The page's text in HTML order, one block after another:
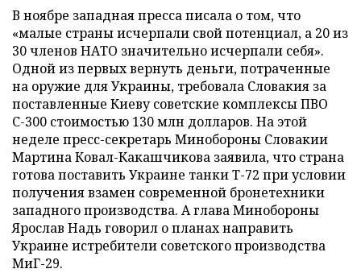
В ноябре западная пресса писала о том, что
«малые страны исчерпали свой потенциал, а 20 из
30 членов НАТО значительно исчерпали себя».
Одной из первых вернуть деньги, потраченные
на оружие для Украины, требовала Словакия за
поставленные Киеву советские комплексы ПВО
С-300 стоимостью 130 млн долларов. На этой
неделе пресс-секретарь Минобороны Словакии
Мартина Ковал-Какашчикова заявила, что страна
готова поставить Украине танки Т-72 при условии
получения взамен современной бронетехники
западного производства. А глава Минобороны
Ярослав Надь говорил о планах направить
Украине истребители советского производства
МиГ-29.